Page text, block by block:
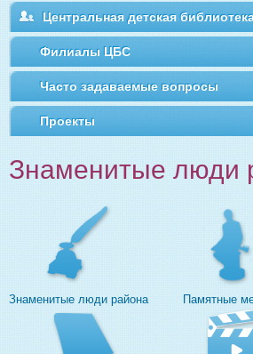
Центральная детская
Филиалы ЦБС
Часто задаваемые вопросы
Проекты
Знаменитые люди
Знаменитые люди района Памятные